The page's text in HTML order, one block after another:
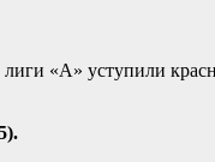
«А» уступили